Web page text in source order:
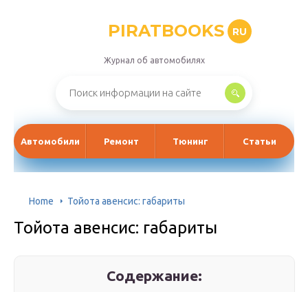
PIRATBOOKS RU
Журнал об автомобилях
Автомобили Ремонт Тюнинг Статьи
Home Тойота авенсис: габариты
Тойота авенсис: габариты
Содержание: